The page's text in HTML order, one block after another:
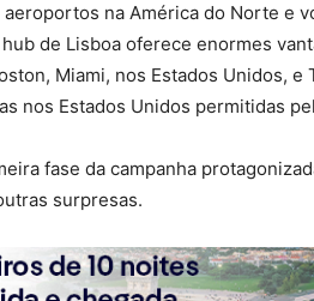
na América do Norte e
de Lisboa oferece enormes
Miami, nos Estados Unidos,
nos Estados Unidos permitidas
fase da campanha
surpresas.